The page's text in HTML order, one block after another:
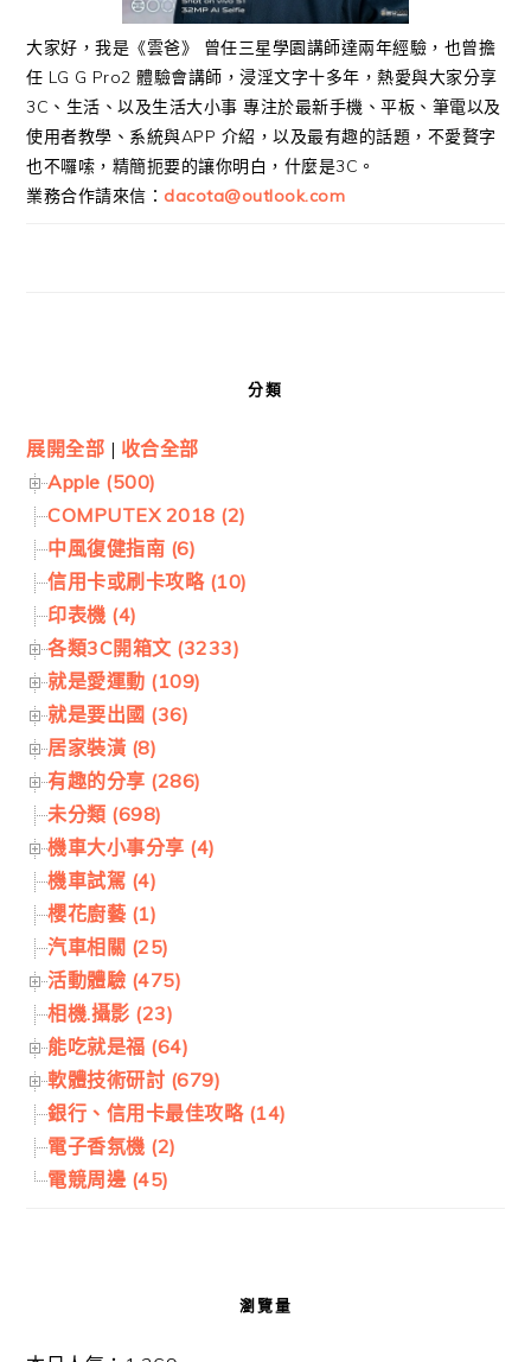
大家好，我是《雲爸》 曾任三星學園講師達兩年經驗，也曾擔
任 LG G Pro2 體驗會講師，浸淫文字十多年，熱愛與大家分享
3C、生活、以及生活大小事 專注於最新手機、平板、筆電以及
使用者教學、系統與APP 介紹，以及最有趣的話題，不愛贅字
也不囉嗦，精簡扼要的讓你明白，什麼是3C。
業務合作請來信： dacota@outlook.com
分類
展開全部 | 收合全部
Apple (500)
COMPUTEX 2018 (2)
中風復健指南 (6)
信用卡或刷卡攻略 (10)
印表機 (4)
各類3C開箱文 (3233)
就是愛運動 (109)
就是要出國 (36)
居家裝潢 (8)
有趣的分享 (286)
未分類 (698)
機車大小事分享 (4)
機車試駕 (4)
櫻花廚藝 (1)
汽車相關 (25)
活動體驗 (475)
相機.攝影 (23)
能吃就是福 (64)
軟體技術研討 (679)
銀行、信用卡最佳攻略 (14)
電子香氛機 (2)
電競周邊 (45)
瀏覽量